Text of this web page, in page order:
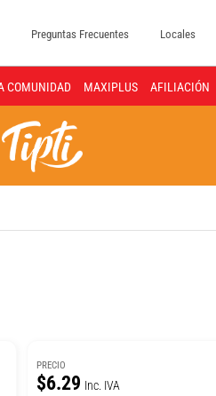
Preguntas Frecuentes Locales
COMUNIDAD MAXIPLUS AFILIACIÓN
PRECIO
$6.29 Inc. IVA